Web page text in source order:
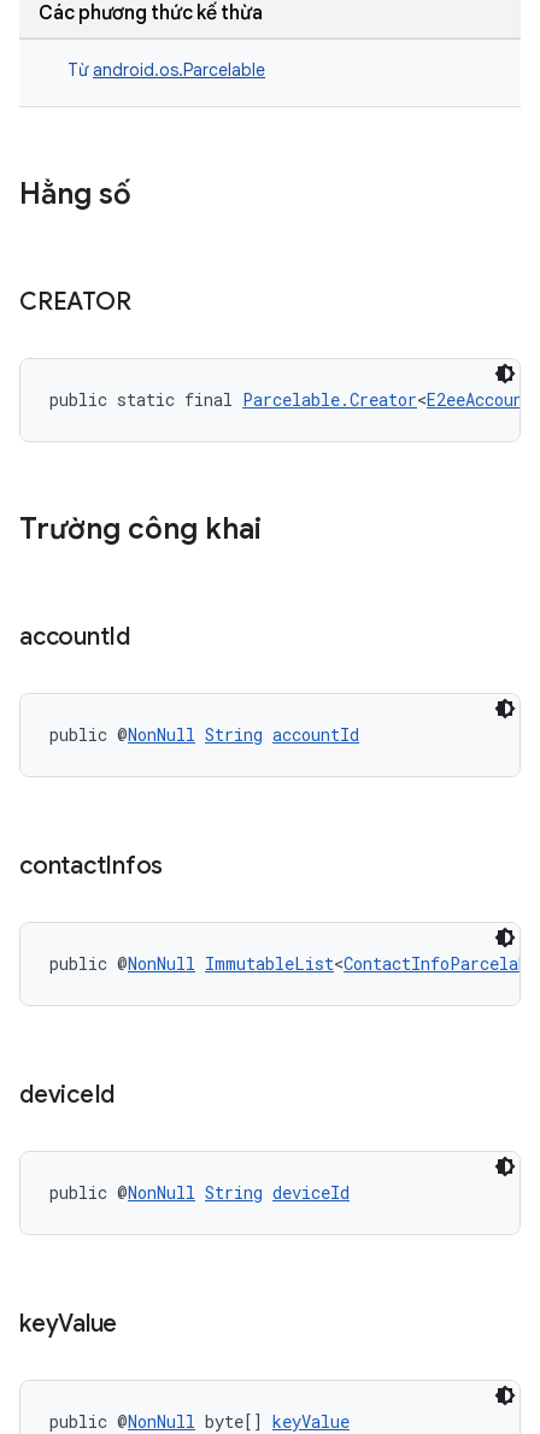
Các phương thức kế thừa
Từandroid.os.Parcelable
Hằng số
CREATOR
public static final Parcelable.Creator<
Trường công khai
accountId
public @NonNull String accountId
contactInfos
public @NonNull ImmutableList<
deviceId
public @NonNull String deviceId
keyValue
public @NonNull byte[] keyValue